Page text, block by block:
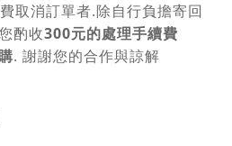
取消訂單者.除自行負擔寄回
酌收300元的處理手續費
. 謝謝您的合作與諒解